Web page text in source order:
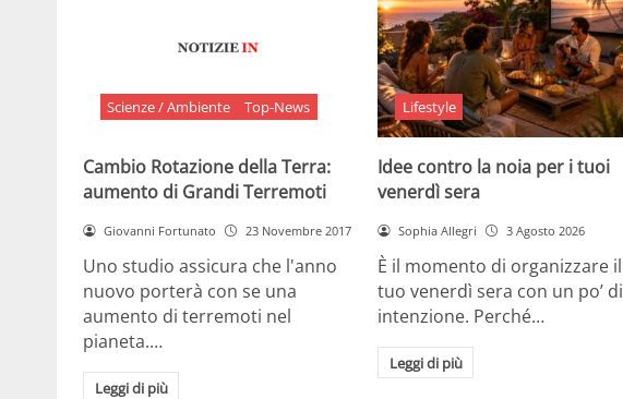
Scienze / Ambiente Top-News
Cambio Rotazione della Terra:
aumento di Grandi Terremoti
Giovanni Fortunato 23 Novembre 2017
Uno studio assicura che l'anno
nuovo porterà con se una
aumento di terremoti nel
pianeta.…
Leggi di più
Lifestyle
Idee contro la noia per i tuoi
venerdì sera
Sophia Allegri 3 Agosto 2026
È il momento di organizzare il
tuo venerdì sera con un po’ di
intenzione. Perché…
Leggi di più